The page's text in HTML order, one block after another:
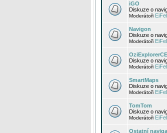
iGO
Diskuze o
Moderátoři
Navigon
Diskuze o
Moderátoři
OziExplorerCE
Diskuze o
Moderátoři
SmartMaps
Diskuze o
Moderátoři
TomTom
Diskuze o
Moderátoři
Ostatní